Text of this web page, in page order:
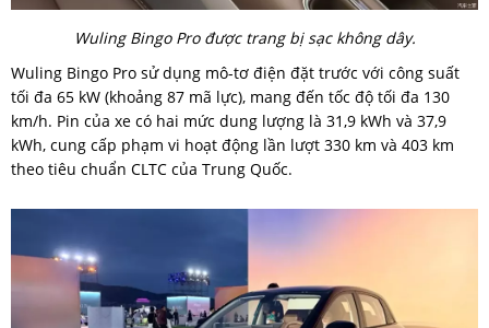
Wuling Bingo Pro được trang bị sạc không dây.
Wuling Bingo Pro sử dụng mô-tơ điện đặt trước với công suất
tối đa 65 kW (khoảng 87 mã lực), mang đến tốc độ tối đa 130
km/h. Pin của xe có hai mức dung lượng là 31,9 kWh và 37,9
kWh, cung cấp phạm vi hoạt động lần lượt 330 km và 403 km
theo tiêu chuẩn CLTC của Trung Quốc.